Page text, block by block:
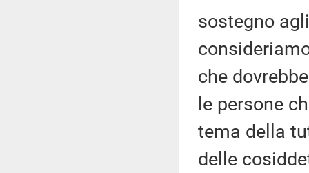
sostegno
che
le persone
tema della
delle